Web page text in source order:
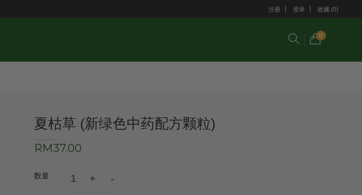
注册 登录 收藏 (0)
0
夏枯草 (新绿色中药配方颗粒)
RM37.00
数量